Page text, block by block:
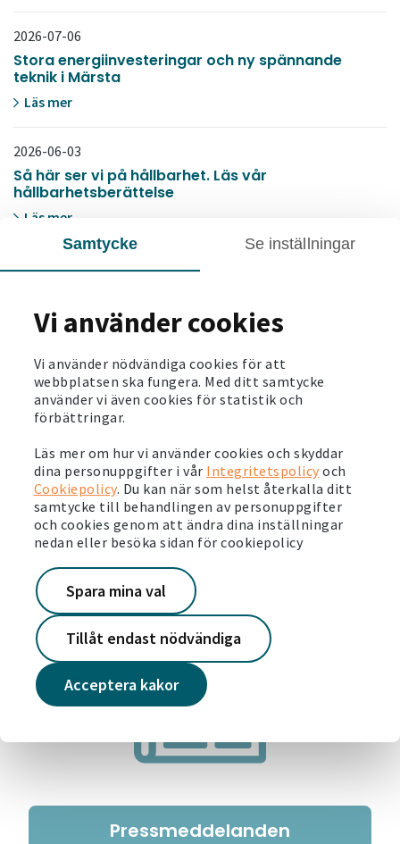
Samtycke Se inställningar
Vi använder cookies
Vi använder nödvändiga cookies för att
webbplatsen ska fungera. Med ditt samtycke
använder vi även cookies för statistik och
förbättringar.
Läs mer om hur vi använder cookies och skyddar
dina personuppgifter i vår Integritetspolicy och
Cookiepolicy. Du kan när som helst återkalla ditt
samtycke till behandlingen av personuppgifter
och cookies genom att ändra dina inställningar
nedan eller besöka sidan för cookiepolicy
Acceptera kakor
Spara mina val
Tillåt endast nödvändiga
2026-07-06
Stora energiinvesteringar och ny spännande
teknik i Märsta
Läs mer
2026-06-03
Så här ser vi på hållbarhet. Läs vår
hållbarhetsberättelse
Läs mer
2026-05-28
stärkta boendemiljöer
Läs mer
2026-05-26
Det är dags för årets Järvavecka
2026-05-19
Victoriahemdagen – skapar stolthet och
framtidstro
Läs mer
Pressmeddelanden